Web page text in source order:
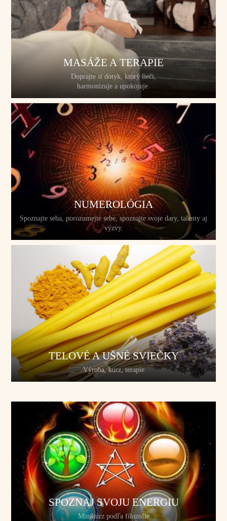
MASÁŽE A TERAPIE
Doprajte si dotyk, ktorý lieči,
harmonizuje a upokojuje.
NUMEROLÓGIA
Spoznajte seba, porozumejte sebe, spoznajte svoje dary, talenty aj
výzvy.
TELOVÉ A UŠNÉ SVIEČKY
Výroba, kurz, terapie
SPOZNAJ SVOJU ENERGIU
Minikurz podľa filozofie